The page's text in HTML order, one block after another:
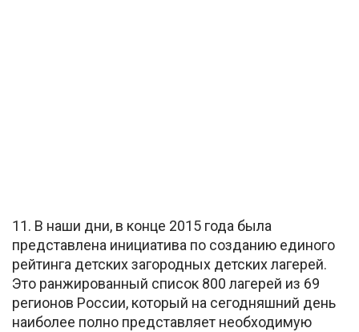
11. В наши дни, в конце 2015 года была
представлена инициатива по созданию единого
рейтинга детских загородных детских лагерей.
Это ранжированный список 800 лагерей из 69
регионов России, который на сегодняшний день
наиболее полно представляет необходимую